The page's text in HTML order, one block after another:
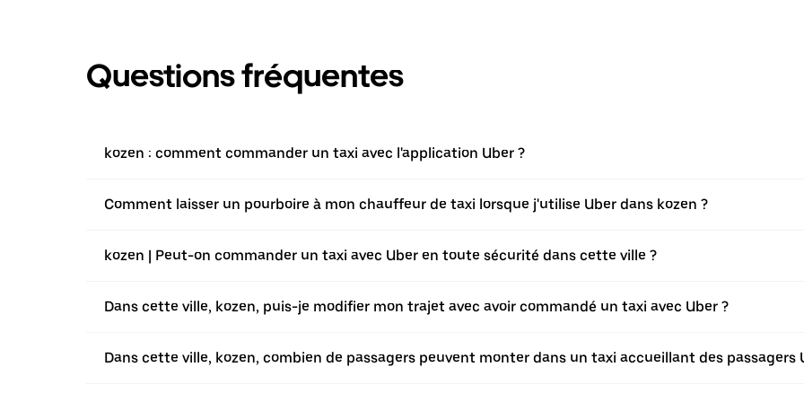
Questions fréquentes
kozen : comment commander un taxi avec l'application Uber ?
Comment laisser un pourboire à mon chauffeur de taxi lorsque j'utilise Uber dans kozen ?
kozen | Peut-on commander un taxi avec Uber en toute sécurité dans cette ville ?
Dans cette ville, kozen, puis-je modifier mon trajet avec avoir commandé un taxi avec Uber ?
Dans cette ville, kozen, combien de passagers peuvent monter dans un taxi accueillant des passagers